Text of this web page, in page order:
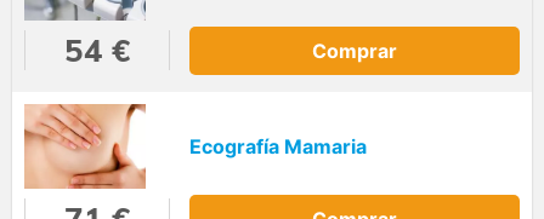
54 € Comprar
Ecografía Mamaria